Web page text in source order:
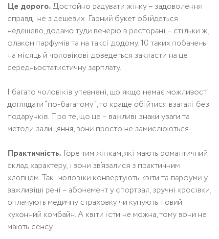
Це дорого. Достойно радувати жінку – задоволення
справді не з дешевих. Гарний букет обійдеться
недешево, додамо туди вечерю в ресторані – стільки ж,
флакон парфумів та на таксі додому. 10 таких побачень
на місяць й чоловікові доведеться закласти на це
середньостатистичну зарплату.
І багато чоловіків упевнені, що якщо немає можливості
доглядати “по-багатому”, то краще обійтися взагалі без
подарунків. Про те, що це – важливі знаки уваги та
методи залицяння, вони просто не замислюються.
Практичність. Горе тим жінкам, які мають романтичний
склад характеру, і вони зв’язалися з практичним
хлопцем. Такі чоловіки конвертують квіти та парфуми у
важливіші речі – абонемент у спортзал, зручні кросівки,
оплачують медичну страховку чи купують новий
кухонний комбайн. А квіти їсти не можна, тому вони не
мають сенсу.